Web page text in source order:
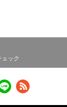
ェック